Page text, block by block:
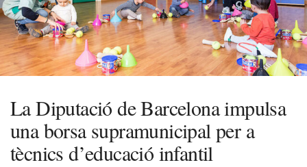
La Diputació de Barcelona impulsa
una borsa supramunicipal per a
tècnics d’educació infantil